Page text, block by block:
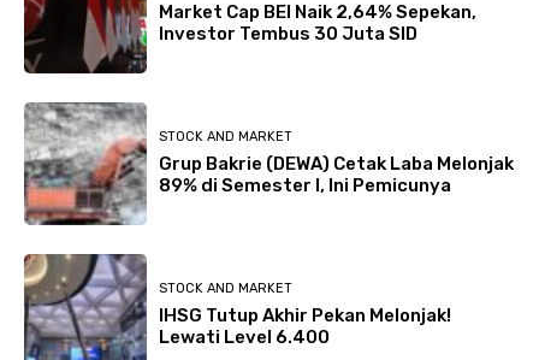
Market Cap BEI Naik 2,64% Sepekan,
Investor Tembus 30 Juta SID
STOCK AND MARKET
Grup Bakrie (DEWA) Cetak Laba Melonjak
89% di Semester I, Ini Pemicunya
STOCK AND MARKET
IHSG Tutup Akhir Pekan Melonjak!
Lewati Level 6.400